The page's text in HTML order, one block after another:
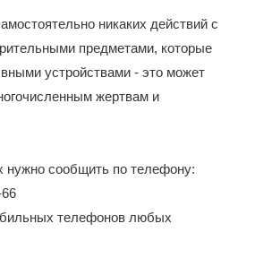
никаких действий с
предметами, которые
устройствами - это может
жертвам и
нужно сообщить по телефону:
телефонов любых